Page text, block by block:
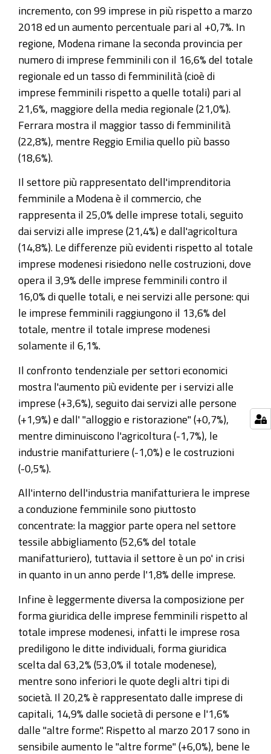
incremento, con 99 imprese in più rispetto a marzo
2018 ed un aumento percentuale pari al +0,7%. In
regione, Modena rimane la seconda provincia per
numero di imprese femminili con il 16,6% del totale
regionale ed un tasso di femminilità (cioè di
imprese femminili rispetto a quelle totali) pari al
21,6%, maggiore della media regionale (21,0%).
Ferrara mostra il maggior tasso di femminilità
(22,8%), mentre Reggio Emilia quello più basso
(18,6%).
Il settore più rappresentato dell'imprenditoria
femminile a Modena è il commercio, che
rappresenta il 25,0% delle imprese totali, seguito
dai servizi alle imprese (21,4%) e dall'agricoltura
(14,8%). Le differenze più evidenti rispetto al totale
imprese modenesi risiedono nelle costruzioni, dove
opera il 3,9% delle imprese femminili contro il
16,0% di quelle totali, e nei servizi alle persone: qui
le imprese femminili raggiungono il 13,6% del
totale, mentre il totale imprese modenesi
solamente il 6,1%.
Il confronto tendenziale per settori economici
mostra l'aumento più evidente per i servizi alle
imprese (+3,6%), seguito dai servizi alle persone
(+1,9%) e dall' "alloggio e ristorazione" (+0,7%),
mentre diminuiscono l'agricoltura (-1,7%), le
industrie manifatturiere (-1,0%) e le costruzioni
(-0,5%).
All'interno dell'industria manifatturiera le imprese
a conduzione femminile sono piuttosto
concentrate: la maggior parte opera nel settore
tessile abbigliamento (52,6% del totale
manifatturiero), tuttavia il settore è un po' in crisi
in quanto in un anno perde l'1,8% delle imprese.
Infine è leggermente diversa la composizione per
forma giuridica delle imprese femminili rispetto al
totale imprese modenesi, infatti le imprese rosa
prediligono le ditte individuali, forma giuridica
scelta dal 63,2% (53,0% il totale modenese),
mentre sono inferiori le quote degli altri tipi di
società. Il 20,2% è rappresentato dalle imprese di
capitali, 14,9% dalle società di persone e l'1,6%
dalle "altre forme". Rispetto al marzo 2017 sono in
sensibile aumento le "altre forme" (+6,0%), bene le